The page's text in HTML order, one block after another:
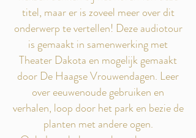
titel, maar er is zoveel meer over dit
onderwerp te vertellen! Deze audiotour
is gemaakt in samenwerking met
Theater Dakota en mogelijk gemaakt
door De Haagse Vrouwendagen. Leer
over eeuwenoude gebruiken en
verhalen, loop door het park en bezie de
planten met andere ogen.